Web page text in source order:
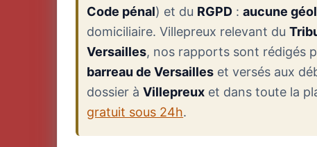
Code pénal) et du RGPD :aucune
domiciliaire. Villepreux relevant du
Versailles, nos rapports sont rédigés
barreau de Versailles et versés aux
dossier àVillepreux et dans toute la
gratuit sous 24h.